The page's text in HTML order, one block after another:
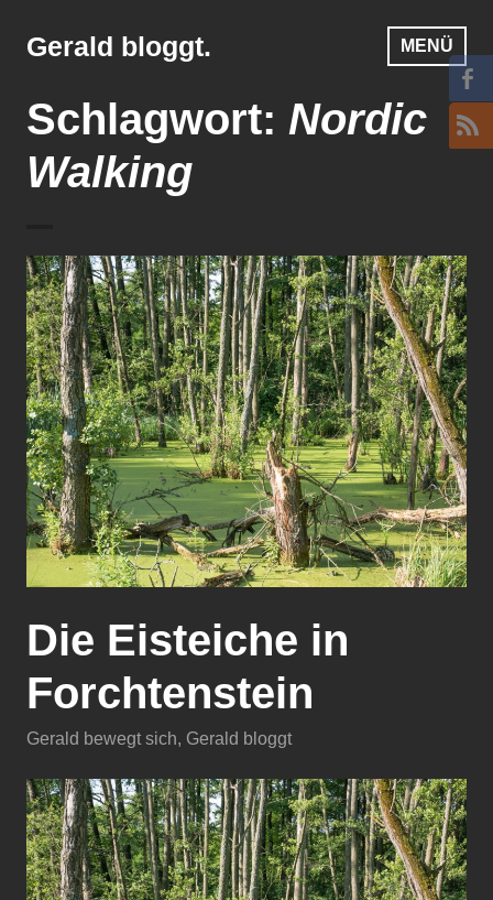
Inhalt
Gerald bloggt. MENÜ
Schlagwort: Nordic
Walking
Die Eisteiche in
Forchtenstein
Gerald bewegt sich, Gerald bloggt